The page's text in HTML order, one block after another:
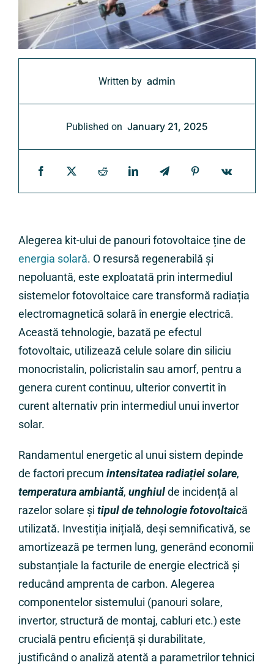
Written by admin
Published on January 21, 2025
Alegerea kit-ului de panouri fotovoltaice ține de
energia solară. O resursă regenerabilă și
nepoluantă, este exploatată prin intermediul
sistemelor fotovoltaice care transformă radiația
electromagnetică solară în energie electrică.
Această tehnologie, bazată pe efectul
fotovoltaic, utilizează celule solare din siliciu
monocristalin, policristalin sau amorf, pentru a
genera curent continuu, ulterior convertit în
curent alternativ prin intermediul unui invertor
solar.
Randamentul energetic al unui sistem depinde
de factori precum intensitatea radiației solare,
temperatura ambiantă, unghiulde incidență al
razelor solare și tipul de tehnologie fotovoltaică
utilizată. Investiția inițială, deși semnificativă, se
amortizează pe termen lung, generând economii
substanțiale la facturile de energie electrică și
reducând amprenta de carbon. Alegerea
componentelor sistemului (panouri solare,
invertor, structură de montaj, cabluri etc.) este
crucială pentru eficiență și durabilitate,
justificând o analiză atentă a parametrilor tehnici